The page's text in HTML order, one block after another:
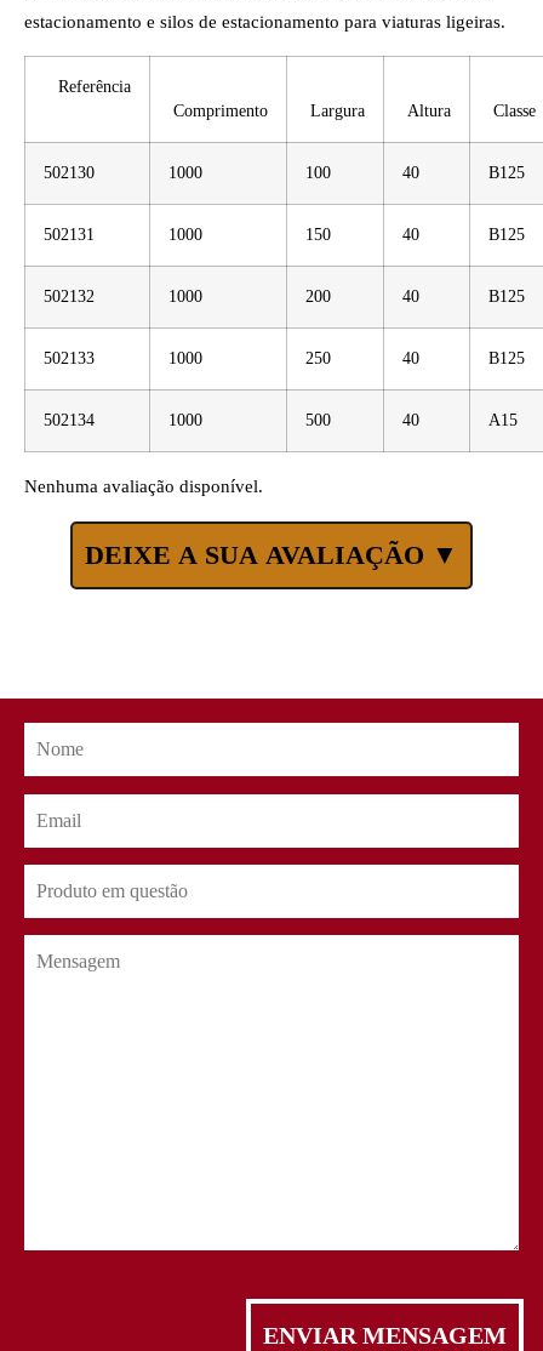
estacionamento e silos de estacionamento para viaturas ligeiras.
Referência
Comprimento
Largura Altura Classe
502130 1000 100 40 B125
502131 1000 150 40 B125
502132 1000 200 40 B125
502133 1000 250 40 B125
502134 1000 500 40 A15
Nenhuma avaliação disponível.
DEIXE A SUA AVALIAÇÃO ▼